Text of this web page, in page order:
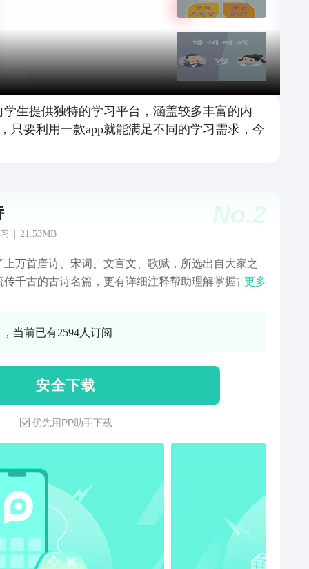
生提供独特的学习平台，涵盖较多丰富的内
只要利用一款app就能满足不同的学习需求，今
No.2
21.53MB
上万首唐诗、宋词、文言文、歌赋，所选出自大家之
传千古的古诗名篇，更有详细注释帮助理解掌握古诗
诗的美丽。2.唐诗大全、百万诗词库，同步教学学习用
注详译对难懂的词语进行注释，并对作品的写作背
术特色等进行解析，培养阅读兴趣。4.古今名句，古籍
供丰富古诗词之外，通过名句、古籍功能对经典句
籍进行学习，领略中华文学。
更多
当前已有2594人订阅
安 全 下 载
优先用PP助手下载